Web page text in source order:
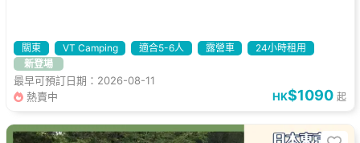
關東 VT Camping 適合5-6人 露營車
24小時租用
新登場
最早可預訂日期：2026-08-11
熱賣中
HK$1090 起